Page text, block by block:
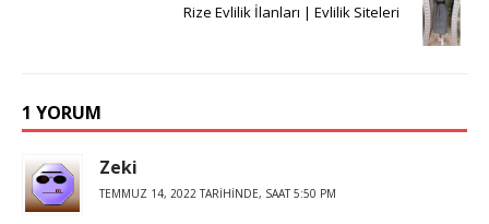
Rize Evlilik İlanları | Evlilik Siteleri
1 YORUM
Zeki
TEMMUZ 14, 2022 TARIHINDE, SAAT 5:50 PM